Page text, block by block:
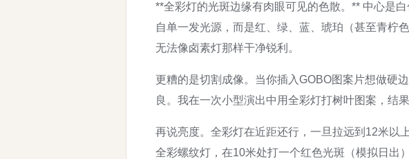
**全彩灯的光斑边缘有肉眼可见的色散。** 中心是
自单一发光源，而是红、绿、蓝、琥珀（甚至青柠
无法像卤素灯那样干净锐利。
更糟的是切割成像。当你插入GOBO图案片想做硬
良。我在一次小型演出中用全彩灯打树叶图案，结
再说亮度。全彩灯在近距还行，一旦拉远到12米以
全彩螺纹灯，在10米处打一个红色光斑（模拟日出